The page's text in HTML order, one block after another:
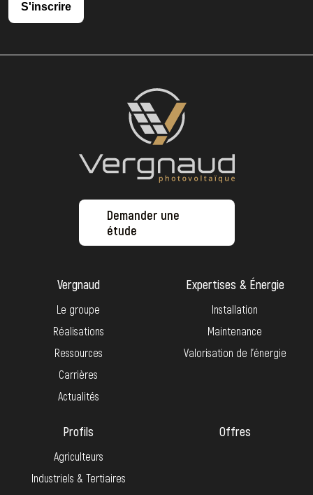
S'inscrire
Demander une
étude
Vergnaud
Le groupe
Réalisations
Ressources
Carrières
Actualités
Expertises & Énergie
Installation
Maintenance
Valorisation de l’énergie
Profils
Agriculteurs
Industriels & Tertiaires
Offres